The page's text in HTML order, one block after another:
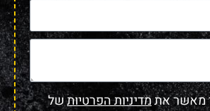
מאשר אתמדיניות הפרטיותשל